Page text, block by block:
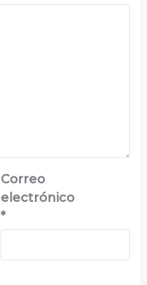
Correo
electrónico
*